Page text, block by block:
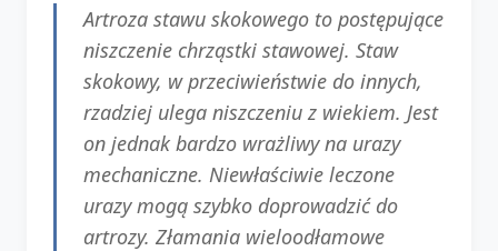
Artroza stawu skokowego to postępujące
niszczenie chrząstki stawowej. Staw
skokowy, w przeciwieństwie do innych,
rzadziej ulega niszczeniu z wiekiem. Jest
on jednak bardzo wrażliwy na urazy
mechaniczne. Niewłaściwie leczone
urazy mogą szybko doprowadzić do
artrozy. Złamania wieloodłamowe